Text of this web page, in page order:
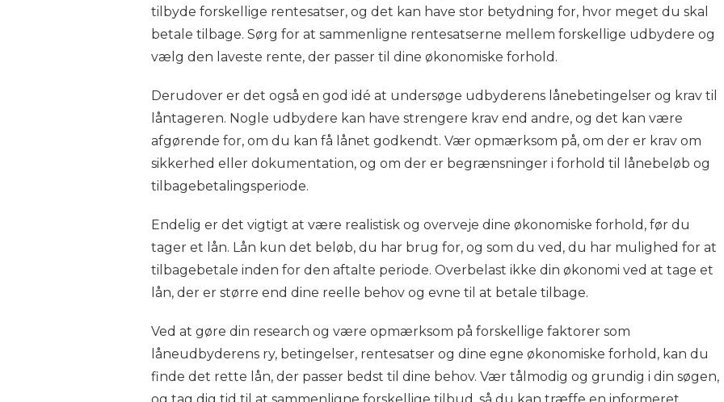
tilbyde forskellige rentesatser, og det kan have stor betydning for, hvor meget du skal
betale tilbage. Sørg for at sammenligne rentesatserne mellem forskellige udbydere og
vælg den laveste rente, der passer til dine økonomiske forhold.
Derudover er det også en god idé at undersøge udbyderens lånebetingelser og krav til
låntageren. Nogle udbydere kan have strengere krav end andre, og det kan være
afgørende for, om du kan få lånet godkendt. Vær opmærksom på, om der er krav om
sikkerhed eller dokumentation, og om der er begrænsninger i forhold til lånebeløb og
tilbagebetalingsperiode.
Endelig er det vigtigt at være realistisk og overveje dine økonomiske forhold, før du
tager et lån. Lån kun det beløb, du har brug for, og som du ved, du har mulighed for at
tilbagebetale inden for den aftalte periode. Overbelast ikke din økonomi ved at tage et
lån, der er større end dine reelle behov og evne til at betale tilbage.
Ved at gøre din research og være opmærksom på forskellige faktorer som
låneudbyderens ry, betingelser, rentesatser og dine egne økonomiske forhold, kan du
finde det rette lån, der passer bedst til dine behov. Vær tålmodig og grundig i din søgen,